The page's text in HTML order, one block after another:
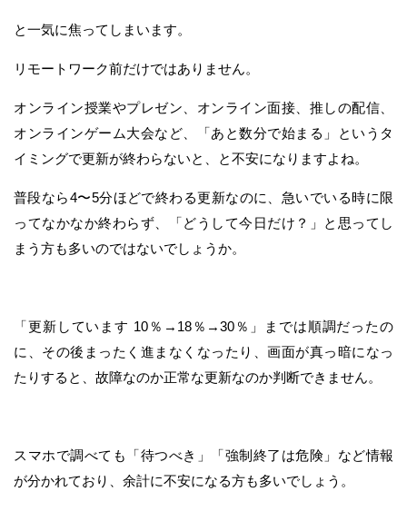
と一気に焦ってしまいます。
リモートワーク前だけではありません。
オンライン授業やプレゼン、オンライン面接、推しの配信、
オンラインゲーム大会など、「あと数分で始まる」というタ
イミングで更新が終わらないと、と不安になりますよね。
普段なら4〜5分ほどで終わる更新なのに、急いでいる時に限
ってなかなか終わらず、「どうして今日だけ？」と思ってし
まう方も多いのではないでしょうか。
「更新しています 10％→18％→30％」までは順調だったの
に、その後まったく進まなくなったり、画面が真っ暗になっ
たりすると、故障なのか正常な更新なのか判断できません。
スマホで調べても「待つべき」「強制終了は危険」など情報
が分かれており、余計に不安になる方も多いでしょう。